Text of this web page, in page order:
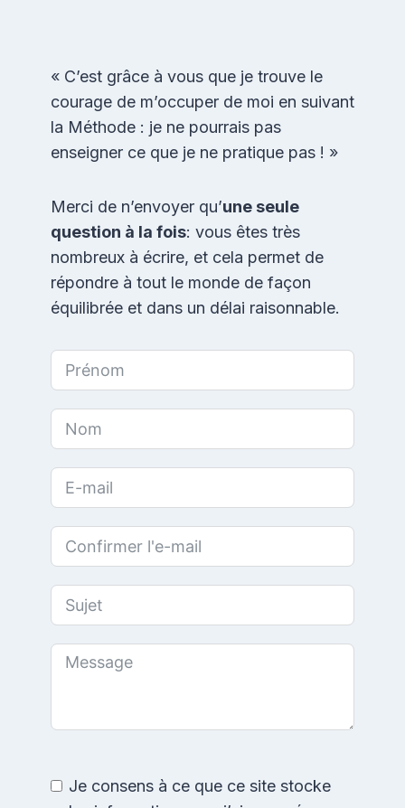
« C’est grâce à vous que je trouve le
courage de m’occuper de moi en suivant
la Méthode : je ne pourrais pas
enseigner ce que je ne pratique pas ! »
Merci de n’envoyer qu’une seule
question à la fois: vous êtes très
nombreux à écrire, et cela permet de
répondre à tout le monde de façon
équilibrée et dans un délai raisonnable.
Je consens à ce que ce site stocke